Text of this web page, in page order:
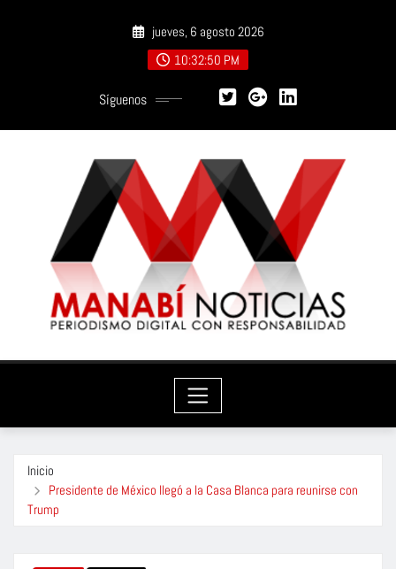
jueves, 6 agosto 2026
10:32:51 PM
Síguenos
Inicio
Presidente de México llegó a la Casa Blanca para reunirse con
Trump